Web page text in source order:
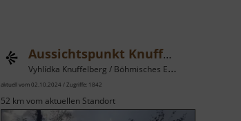
Aussichtspunkt Knuffelberg
Vyhlídka Knuffelberg / Böhmisches Erzgebirge
aktuell vom 02.10.2024 / Zugriffe: 1842
52 km vom aktuellen Standort